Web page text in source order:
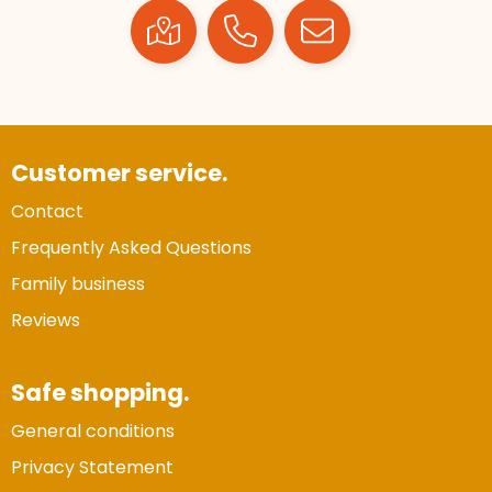
Customer service.
Contact
Frequently Asked Questions
Family business
Reviews
Safe shopping.
General conditions
Privacy Statement